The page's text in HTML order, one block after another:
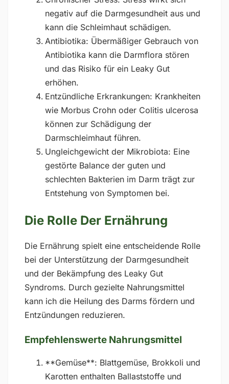
negativ auf die Darmgesundheit aus und
kann die Schleimhaut schädigen.
Antibiotika: Übermäßiger Gebrauch von
Antibiotika kann die Darmflora stören
und das Risiko für ein Leaky Gut
erhöhen.
Entzündliche Erkrankungen: Krankheiten
wie Morbus Crohn oder Colitis ulcerosa
können zur Schädigung der
Darmschleimhaut führen.
Ungleichgewicht der Mikrobiota: Eine
gestörte Balance der guten und
schlechten Bakterien im Darm trägt zur
Entstehung von Symptomen bei.
Die Rolle Der Ernährung
Die Ernährung spielt eine entscheidende Rolle
bei der Unterstützung der Darmgesundheit
und der Bekämpfung des Leaky Gut
Syndroms. Durch gezielte Nahrungsmittel
kann ich die Heilung des Darms fördern und
Entzündungen reduzieren.
Empfehlenswerte Nahrungsmittel
**Gemüse**: Blattgemüse, Brokkoli und
Karotten enthalten Ballaststoffe und